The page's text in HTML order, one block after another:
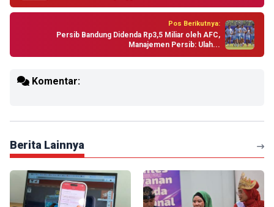
Pos Berikutnya:
Persib Bandung Didenda Rp3,5 Miliar oleh AFC,
Manajemen Persib: Ulah...
Komentar:
Berita Lainnya